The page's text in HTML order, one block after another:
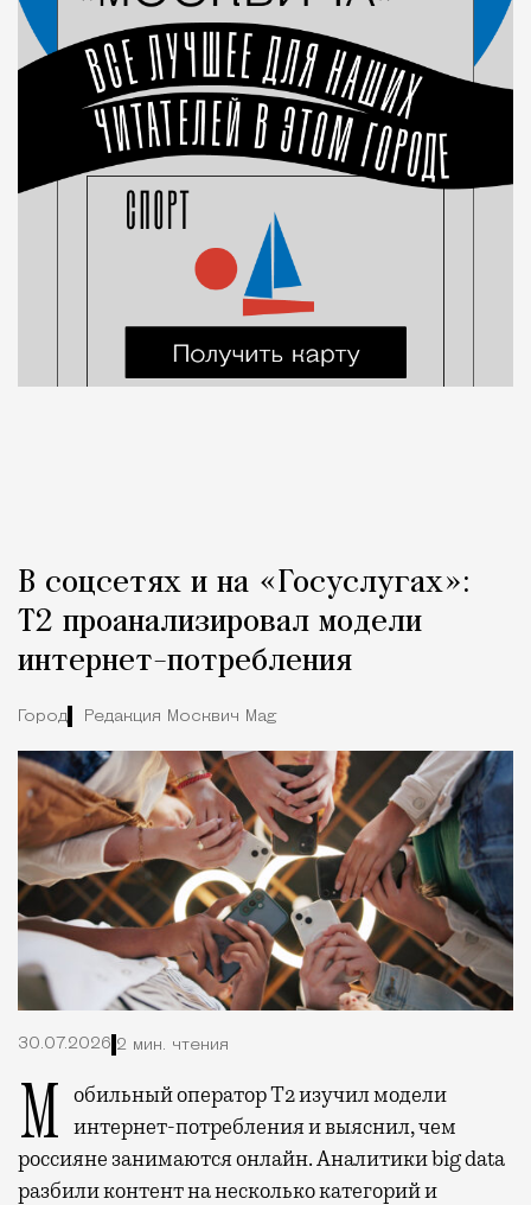
В соцсетях и на «Госуслугах»:
Т2 проанализировал модели
интернет-потребления
Город Редакция Москвич Mag
30.07.2026 2 мин. чтения
Мобильный оператор Т2 изучил модели интернет-потребления и выяснил, чем
россияне занимаются онлайн. Аналитики big data
разбили контент на несколько категорий и